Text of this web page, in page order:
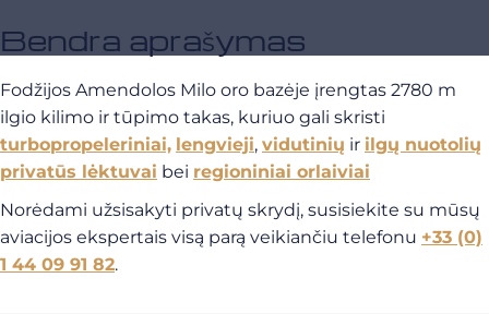
Bendra aprašymas
Fodžijos Amendolos Milo oro bazėje įrengtas 2780 m
ilgio kilimo ir tūpimo takas, kuriuo gali skristi
turbopropeleriniai, lengvieji, vidutinių ir ilgų nuotolių
privatūs lėktuvai bei regioniniai orlaiviai
Norėdami užsisakyti privatų skrydį, susisiekite su mūsų
aviacijos ekspertais visą parą veikiančiu telefonu +33 (0)
1 44 09 91 82.